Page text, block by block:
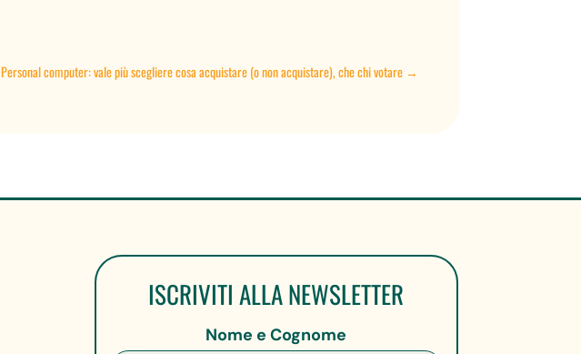
Personal computer: vale più scegliere cosa acquistare (o non acquistare), che chi votare→
ISCRIVITI ALLA NEWSLETTER
Nome e Cognome